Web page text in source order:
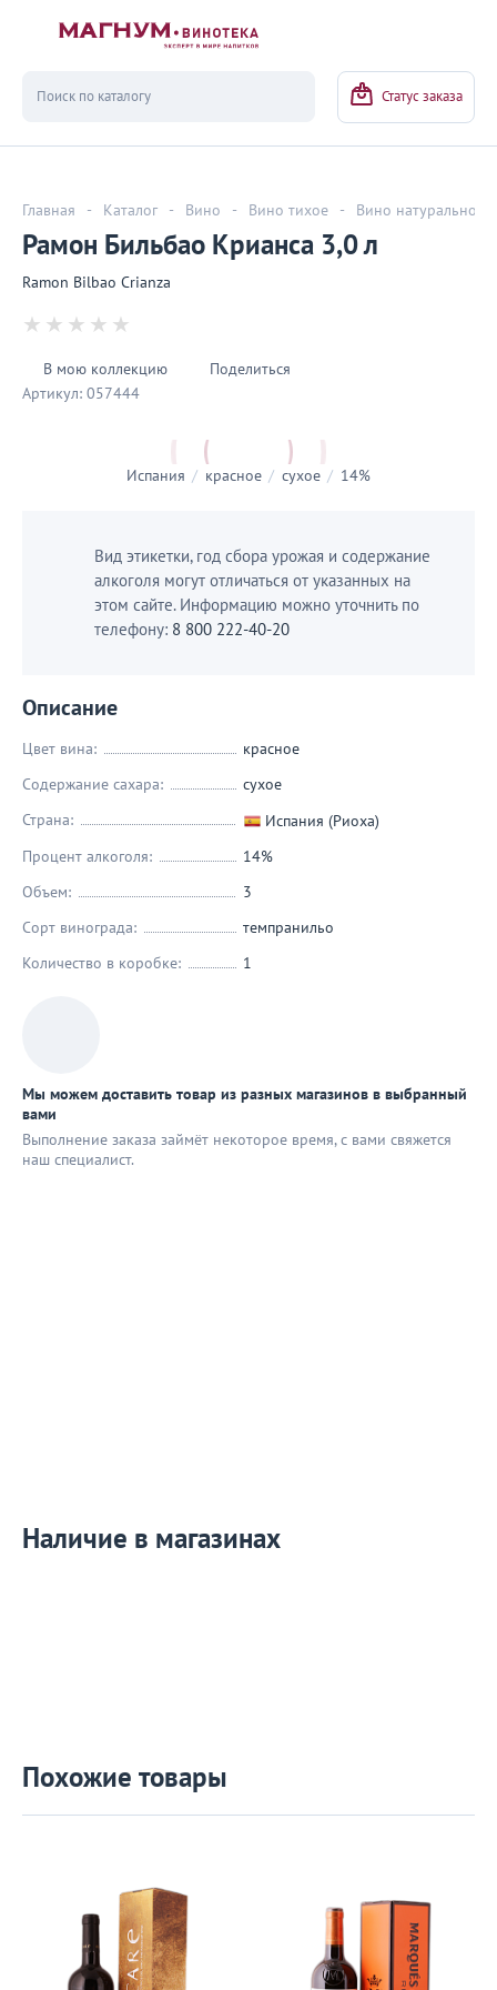
Статус заказа
Главная - Каталог - Вино - Вино тихое - Вино натуральное
Рамон Бильбао Крианса 3,0 л
Ramon Bilbao Crianza
В мою коллекцию
Поделиться
Артикул: 057444
Испания / красное / сухое / 14%
Вид этикетки, год сбора урожая и содержание
алкоголя могут отличаться от указанных на
этом сайте. Информацию можно уточнить по
телефону: 8 800 222-40-20
Описание
Цвет вина:
красное
Содержание сахара:
сухое
Страна:
Испания (Риоха)
Процент алкоголя:
14%
Объем:
3
Сорт винограда:
темпранильо
Количество в коробке:
1
Мы можем доставить товар из разных магазинов в выбранный
вами
Выполнение заказа займёт некоторое время, с вами свяжется
наш специaлист.
Наличие в магазинах
Похожие товары